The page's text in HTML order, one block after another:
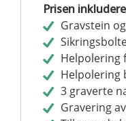
Prisen
Gravstein
Helpolering
Helpolering
3 graverte
Gravering